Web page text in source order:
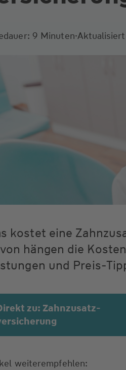
9 Minuten·
kostet eine
hängen die
und Preis-
zu: Zahnzusatz­
weiterempfehlen: